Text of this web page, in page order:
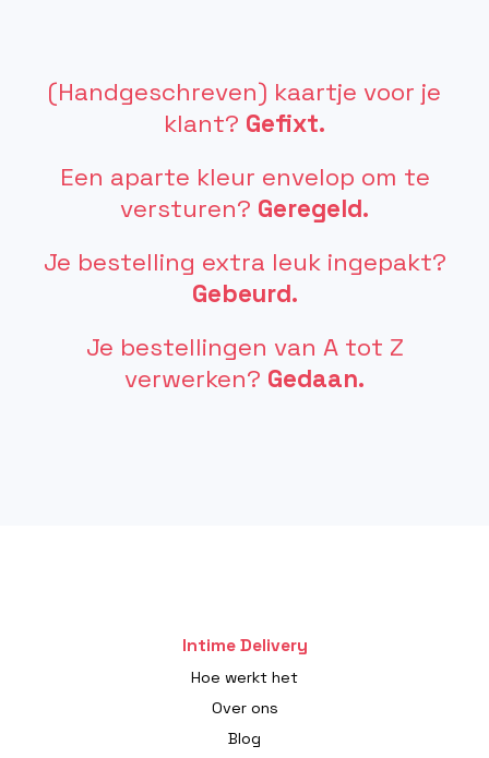
(Handgeschreven) kaartje voor je
klant? Gefixt.
Een aparte kleur envelop om te
versturen? Geregeld.
Je bestelling extra leuk ingepakt?
Gebeurd.
Je bestellingen van A tot Z
verwerken? Gedaan.
Intime Delivery
Hoe werkt het
Over ons
Blog